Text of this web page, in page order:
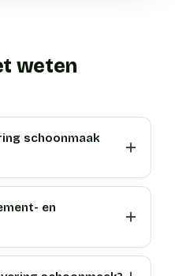
weten
schoonmaak
en